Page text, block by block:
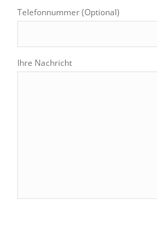
Telefonnummer (Optional)
Ihre Nachricht